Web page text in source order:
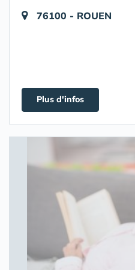
76100 - ROUEN
Plus d'infos